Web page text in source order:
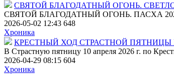
СВЯТОЙ БЛАГОДАТНЫЙ ОГОНЬ.
СВЯТОЙ БЛАГОДАТНЫЙ ОГОНЬ. ПАСХА
2026-05-02 12:43 648
Хроника
КРЕСТНЫЙ ХОД СТРАСТНОЙ
В Страстную пятницу 10 апреля 2026 г. по
2026-04-29 08:15 604
Хроника